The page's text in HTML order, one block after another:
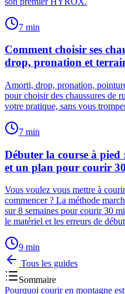
7 min
Comment choisir ses
drop, pronation et
Amorti, drop, pronation,
pour choisir des chaussures de
votre pratique, sans vous
7 min
Débuter la course à pied
et un plan pour courir
Vous voulez vous mettre à
commencer ? La méthode
sur 8 semaines pour courir 30
le matériel et les erreurs de
9 min
Tous les guides
Sommaire
Pourquoi courir en montagne